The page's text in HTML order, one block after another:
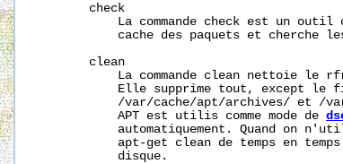
       check
La commande check est un outil
cache des paquets et cherche
       clean
La commande clean nettoie le
Elle supprime tout, except le
           /var/cache/apt/archives/ et
/
           APT est utilis comme mode de
automatiquement. Quand on
apt-get clean de temps en
           disque.